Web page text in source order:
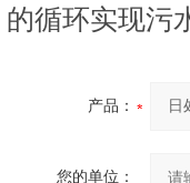
的循环实现污
产品：
您的单位：